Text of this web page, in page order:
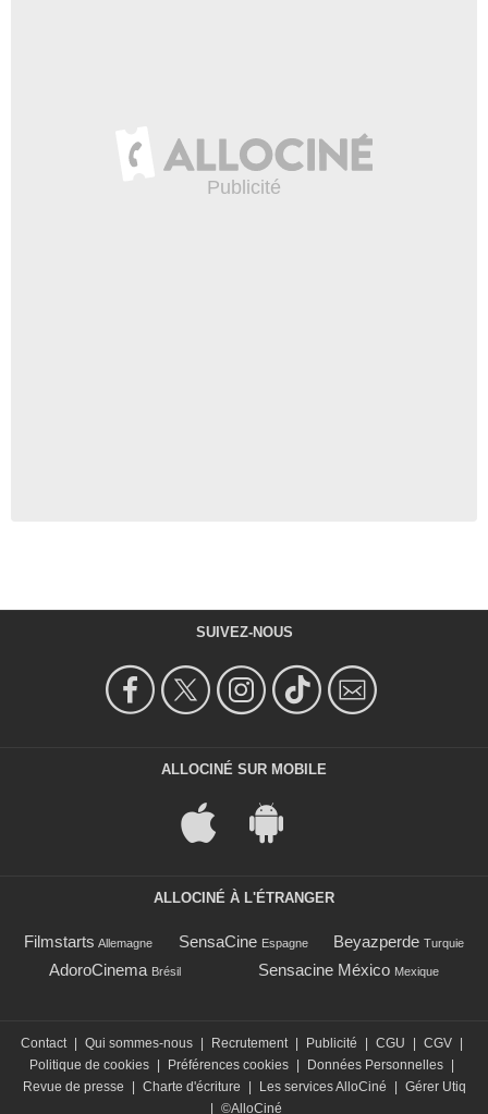
SUIVEZ-NOUS
ALLOCINÉ SUR MOBILE
ALLOCINÉ À L'ÉTRANGER
Filmstarts Allemagne SensaCine Espagne Beyazperde Turquie
AdoroCinema Brésil Sensacine México Mexique
Contact Qui sommes-nous Recrutement Publicité CGU CGV
Politique de cookies
Préférences cookies Données Personnelles
Revue de presse
Charte d'écriture Les services AlloCiné
Gérer Utiq
©AlloCiné